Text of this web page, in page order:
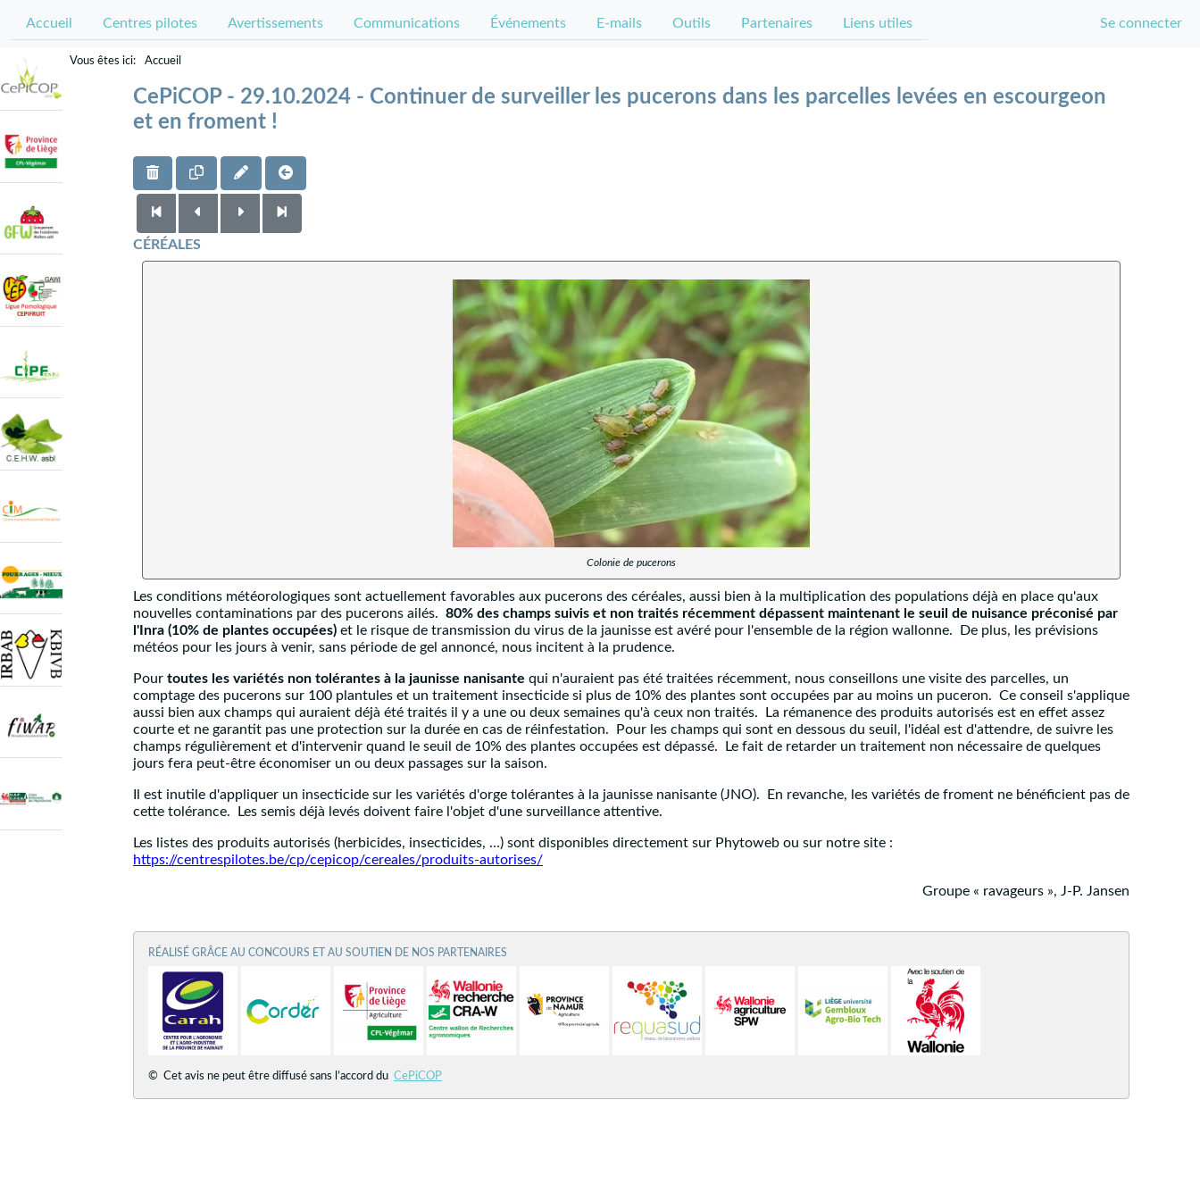
Accueil Centres pilotes Avertissements Communications Événements E-mails Outils Partenaires Liens utiles Se connecter
Accueil
CePiCOP - 29.10.2024 - Continuer de surveiller les pucerons dans les parcelles levées en escourgeon
et en froment !
CÉRÉALES
Colonie de pucerons
Les conditions météorologiques sont actuellement favorables aux pucerons des céréales, aussi bien à la multiplication des populations déjà en place qu'aux
nouvelles contaminations par des pucerons ailés. 80% des champs suivis et non traités récemment dépassent maintenant le seuil de nuisance préconisé par
l'Inra (10% de plantes occupées) et le risque de transmission du virus de la jaunisse est avéré pour l'ensemble de la région wallonne. De plus, les prévisions
météos pour les jours à venir, sans période de gel annoncé, nous incitent à la prudence.
Pour toutes les variétés non tolérantes à la jaunisse nanisante qui n'auraient pas été traitées récemment, nous conseillons une visite des parcelles, un
comptage des pucerons sur 100 plantules et un traitement insecticide si plus de 10% des plantes sont occupées par au moins un puceron. Ce conseil s'applique
aussi bien aux champs qui auraient déjà été traités il y a une ou deux semaines qu'à ceux non traités. La rémanence des produits autorisés est en effet assez
courte et ne garantit pas une protection sur la durée en cas de réinfestation. Pour les champs qui sont en dessous du seuil, l'idéal est d'attendre, de suivre les
champs régulièrement et d'intervenir quand le seuil de 10% des plantes occupées est dépassé. Le fait de retarder un traitement non nécessaire de quelques
jours fera peut-être économiser un ou deux passages sur la saison.
Il est inutile d'appliquer un insecticide sur les variétés d'orge tolérantes à la jaunisse nanisante (JNO). En revanche, les variétés de froment ne bénéficient pas de
cette tolérance. Les semis déjà levés doivent faire l'objet d'une surveillance attentive.
Les listes des produits autorisés (herbicides, insecticides, …) sont disponibles directement sur Phytoweb ou sur notre site :
https://centrespilotes.be/cp/cepicop/cereales/produits-autorises/
Groupe « ravageurs », J-P. Jansen
RÉALISÉ GRÂCE AU CONCOURS ET AU SOUTIEN DE NOS PARTENAIRES
© Cet avis ne peut être diffusé sans l’accord du CePiCOP